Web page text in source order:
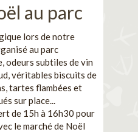
au parc
lors de notre
au parc
odeurs subtiles de vin
véritables biscuits de
tartes flambées et
sur place...
de 15h à 16h30 pour
le marché de Noël